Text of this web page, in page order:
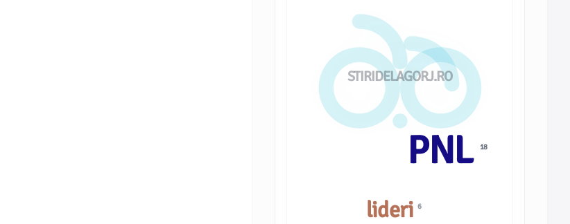
STIRIDELAGORJ.RO
lideri6
PNL 18